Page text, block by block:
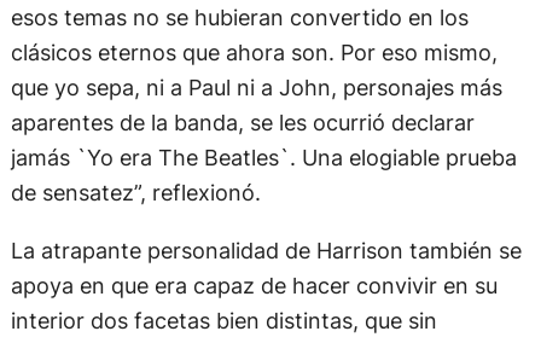
esos temas no se hubieran convertido en los
clásicos eternos que ahora son. Por eso mismo,
que yo sepa, ni a Paul ni a John, personajes más
aparentes de la banda, se les ocurrió declarar
jamás `Yo era The Beatles`. Una elogiable prueba
de sensatez”, reflexionó.
La atrapante personalidad de Harrison también se
apoya en que era capaz de hacer convivir en su
interior dos facetas bien distintas, que sin